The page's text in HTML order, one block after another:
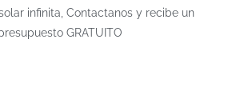
infinita, Contactanos y recibe un
GRATUITO